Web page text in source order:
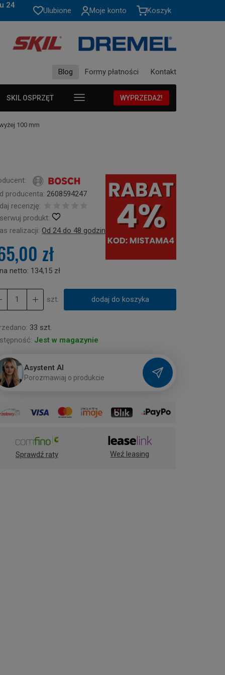
24
Ulubione Moje konto Koszyk
Blog Formy płatności Kontakt
SKIL OSPRZĘT WYPRZEDAŻ!
100 mm
producenta: 2608594247
recenzję:
produkt:
realizacji: Od 24 do 48 godzin
zł
netto: 134,15 zł
szt. dodaj do koszyka
33 szt.
Jest w magazynie
Asystent AI
Porozmawiaj o produkcie
Sprawdź raty Weź leasing